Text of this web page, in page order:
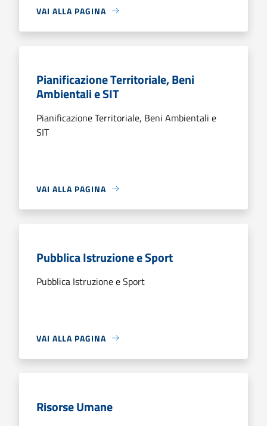
VAI ALLA PAGINA
Pianificazione Territoriale, Beni
Ambientali e SIT
Pianificazione Territoriale, Beni Ambientali e
SIT
VAI ALLA PAGINA
Pubblica Istruzione e Sport
Pubblica Istruzione e Sport
VAI ALLA PAGINA
Risorse Umane